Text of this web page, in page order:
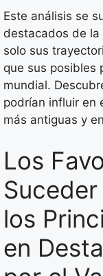
Este análisis se
destacados de
solo sus
que sus posibles
mundial.
podrían influir en
más antiguas y
Los
los
en